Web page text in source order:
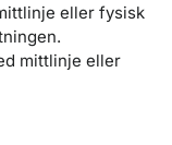
eller fysisk
mittlinje eller